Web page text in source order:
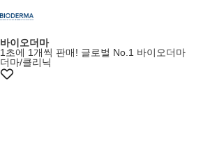
바이오더마
1초에 1개씩 판매! 글로벌 No.1 바이오더마
더마/클리닉